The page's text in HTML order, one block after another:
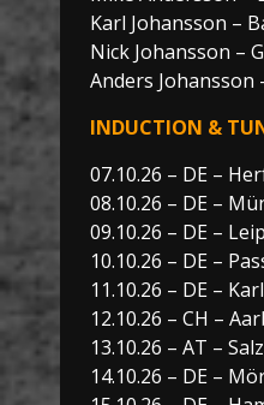
Karl Johansson –
Nick Johansson –
Anders Johansson
INDUCTION &
07.10.26 – DE –
08.10.26 – DE –
09.10.26 – DE –
10.10.26 – DE –
11.10.26 – DE –
12.10.26 – CH –
13.10.26 – AT –
14.10.26 – DE –